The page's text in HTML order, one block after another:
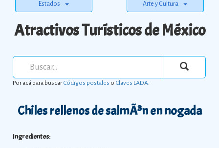
Estados Arte y Cultura
Atractivos Turísticos de México
Por acá para buscarCódigos postales o Claves LADA.
Chiles rellenos de salmÃ³n en nogada
Ingredientes: